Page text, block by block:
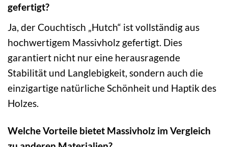
gefertigt?
Ja, der Couchtisch „Hutch“ ist vollständig aus
hochwertigem Massivholz gefertigt. Dies
garantiert nicht nur eine herausragende
Stabilität und Langlebigkeit, sondern auch die
einzigartige natürliche Schönheit und Haptik des
Holzes.
Welche Vorteile bietet Massivholz im Vergleich